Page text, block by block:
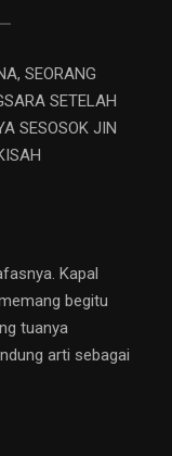
SEORANG
SETELAH
SESOSOK JIN
Kapal
begitu
tuanya
arti sebagai